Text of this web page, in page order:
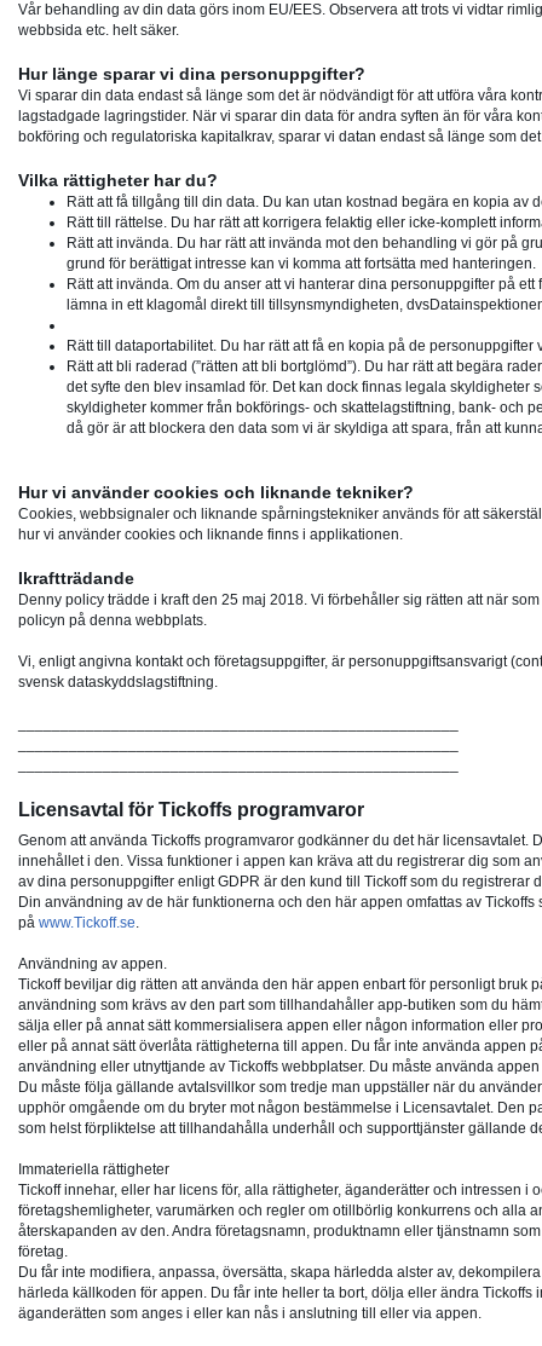
Vår behandling av din data görs inom EU/EES. Observera att trots vi vidtar
webbsida etc. helt säker.
Hur länge sparar vi dina personuppgifter?
Vi sparar din data endast så länge som det är nödvändigt för att utföra våra
lagstadgade lagringstider. När vi sparar din data för andra syften än för våra
bokföring och regulatoriska kapitalkrav, sparar vi datan endast så länge som
Vilka rättigheter har du?
Rätt att få tillgång till din data. Du kan utan kostnad begära en kopia av
Rätt till rättelse. Du har rätt att korrigera felaktig eller icke-komplett
Rätt att invända. Du har rätt att invända mot den behandling vi gör på
grund för berättigat intresse kan vi komma att fortsätta med hanteringen.
Rätt att invända. Om du anser att vi hanterar dina personuppgifter på
lämna in ett klagomål direkt till tillsynsmyndigheten,
Rätt till dataportabilitet. Du har rätt att få en kopia på de personuppgifter
Rätt att bli raderad (”rätten att bli bortglömd”). Du har rätt att begära
det syfte den blev insamlad för. Det kan dock finnas legala
skyldigheter kommer från bokförings- och skattelagstiftning, bank- och
då gör är att blockera den data som vi är skyldiga att spara, från att
Hur vi använder cookies och liknande tekniker?
Cookies, webbsignaler och liknande spårningstekniker används för att
hur vi använder cookies och liknande finns i applikationen.
Ikraftträdande
Denny policy trädde i kraft den 25 maj 2018. Vi förbehåller sig rätten att när
policyn på denna webbplats.
Vi, enligt angivna kontakt och företagsuppgifter, är personuppgiftsansvarigt
svensk dataskyddslagstiftning.
Licensavtal för Tickoffs programvaror
Genom att använda Tickoffs programvaror godkänner du det här licensavtalet.
innehållet i den. Vissa funktioner i appen kan kräva att du registrerar dig som
av dina personuppgifter enligt GDPR är den kund till Tickoff som du registrerar
Din användning av de här funktionerna och den här appen omfattas av
på www.Tickoff.se.
Användning av appen.
Tickoff beviljar dig rätten att använda den här appen enbart för personligt
användning som krävs av den part som tillhandahåller app-butiken som du
sälja eller på annat sätt kommersialisera appen eller någon information eller
eller på annat sätt överlåta rättigheterna till appen. Du får inte använda appen
användning eller utnyttjande av Tickoffs webbplatser. Du måste använda
Du måste följa gällande avtalsvillkor som tredje man uppställer när du
upphör omgående om du bryter mot någon bestämmelse i Licensavtalet. Den
som helst förpliktelse att tillhandahålla underhåll och supporttjänster gällande
Immateriella rättigheter
Tickoff innehar, eller har licens för, alla rättigheter, äganderätter och intressen
företagshemligheter, varumärken och regler om otillbörlig konkurrens och alla
återskapanden av den. Andra företagsnamn, produktnamn eller tjänstnamn
företag.
Du får inte modifiera, anpassa, översätta, skapa härledda alster av,
härleda källkoden för appen. Du får inte heller ta bort, dölja eller ändra
äganderätten som anges i eller kan nås i anslutning till eller via appen.